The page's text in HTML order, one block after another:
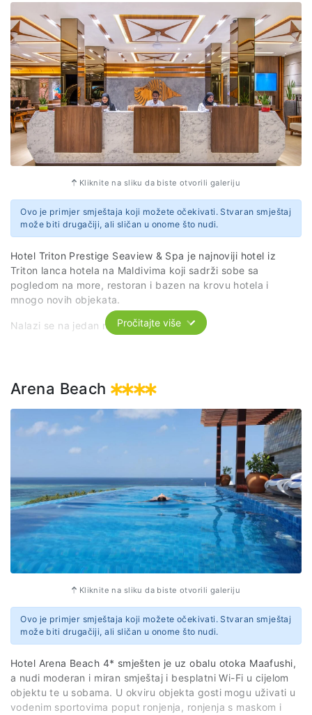
Kliknite na sliku da biste otvorili galeriju
Ovo je primjer smještaja koji možete očekivati. Stvaran smještaj
može biti drugačiji, ali sličan u onome što nudi.
Hotel Triton Prestige Seaview & Spa je najnoviji hotel iz
Triton lanca hotela na Maldivima koji sadrži sobe sa
pogledom na more, restoran i bazen na krovu hotela i
mnogo novih objekata.
Nalazi se na jedan minut od Bikini plaže.
sopstveno kupatilo sa tušem, fenom za kosu i besplatnim
toaletnim priborom. U svim sobama objekta Triton Prestige
Seaview and Spa su obezbjeđeni peškiri i posteljina.
Gosti mogu da uživaju u kontinentalnom ili doručku na bazi
švedskog stola.
* Tačan naziv smještaja biće potvrđen najkasnije do 30
dana pred put.
Web stranica
https://tritonhotelsandtours.com/triton-prestige
Pročitajte više
Arena Beach
Kliknite na sliku da biste otvorili galeriju
Ovo je primjer smještaja koji možete očekivati. Stvaran smještaj
može biti drugačiji, ali sličan u onome što nudi.
Hotel Arena Beach 4* smješten je uz obalu otoka Maafushi,
a nudi moderan i miran smještaj i besplatni Wi-Fi u cijelom
objektu te u sobama. U okviru objekta gosti mogu uživati u
vodenim sportovima poput ronjenja, ronjenja s maskom i